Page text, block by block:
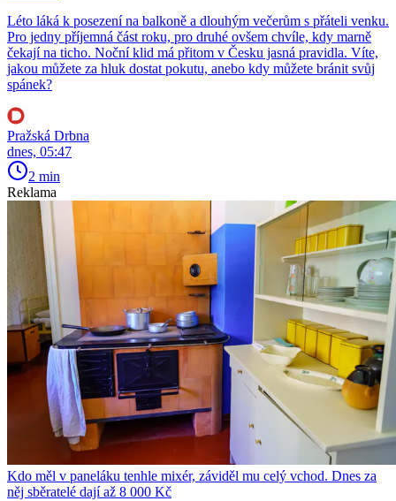
Léto láká k posezení na balkoně a dlouhým večerům s přáteli venku.
Pro jedny příjemná část roku, pro druhé ovšem chvíle, kdy marně
čekají na ticho. Noční klid má přitom v Česku jasná pravidla. Víte,
jakou můžete za hluk dostat pokutu, anebo kdy můžete bránit svůj
spánek?
Pražská Drbna
dnes, 05:47
2 min
Reklama
Kdo měl v paneláku tenhle mixér, záviděl mu celý vchod. Dnes za
něj sběratelé dají až 8 000 Kč